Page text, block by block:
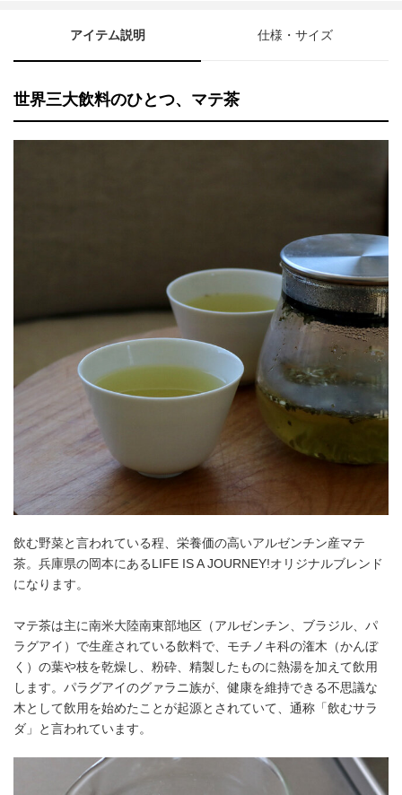
アイテム説明 仕様・サイズ
世界三大飲料のひとつ、マテ茶
飲む野菜と言われている程、栄養価の高いアルゼンチン産マテ
茶。兵庫県の岡本にあるLIFE IS A JOURNEY!オリジナルブレンド
になります。
マテ茶は主に南米大陸南東部地区（アルゼンチン、ブラジル、パ
ラグアイ）で生産されている飲料で、モチノキ科の潅木（かんぼ
く）の葉や枝を乾燥し、粉砕、精製したものに熱湯を加えて飲用
します。パラグアイのグァラニ族が、健康を維持できる不思議な
木として飲用を始めたことが起源とされていて、通称「飲むサラ
ダ」と言われています。